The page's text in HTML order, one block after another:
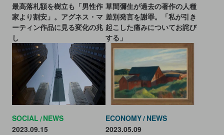
最高落札額を樹立も「男性作
家より割安」。アグネス・マ
ーティン作品に見る変化の兆
し
草間彌生が過去の著作の人種
差別発言を謝罪。「私が引き
起こした痛みについてお詫び
する」
SOCIAL NEWS
2023.09.15
ECONOMY NEWS
2023.05.09